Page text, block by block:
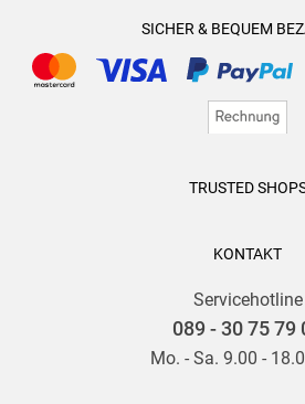
SICHER & BEQUEM
TRUSTED
KONTAKT
Servicehotline
089 - 30 75 79
Mo. - Sa. 9.00 -